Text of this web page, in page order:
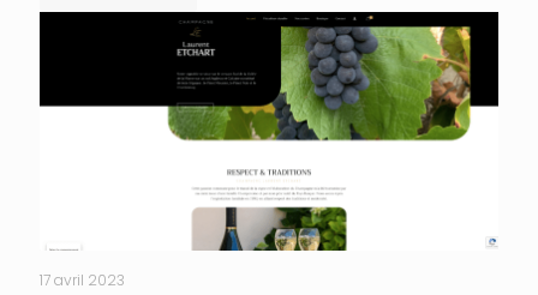
17 avril 2023